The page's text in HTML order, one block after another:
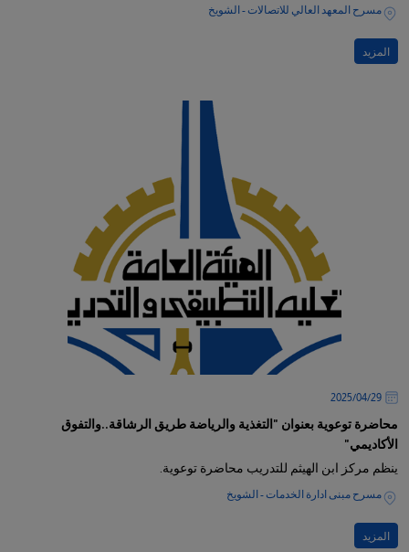
مسرح المعهد العالي للاتصالات - الشويخ
المزيد
29‏/04‏/2025
محاضرة توعوية بعنوان "التغذية والرياضة طريق الرشاقة..والتفوق
الأكاديمي"
ينظم مركز ابن الهيثم للتدريب محاضرة توعوية.
مسرح مبنى ادارة الخدمات - الشويخ
المزيد